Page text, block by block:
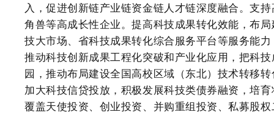
入，促进创新链产业链资金链人才链深度融合。支
角兽等高成长性企业。提高科技成果转化效能，布
技大市场、省科技成果转化综合服务平台等服务能
推动科技创新成果工程化突破和产业化应用，把科
园，推动布局建设全国高校区域（东北）技术转移
加大科技信贷投放，积极发展科技类债券融资，培
覆盖天使投资、创业投资、并购重组投资、私募股